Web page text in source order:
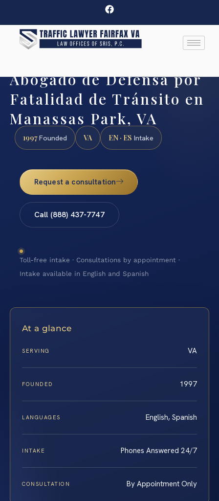
Abogado de Defensa por
Fatalidad de Tránsito en
Manassas Park, VA
1997Founded VA EN · ES Intake
Request a consultation
Call (888) 437-7747
Toll-free intake · Consultations by appointment ·
Intake available in English and Spanish
At a glance
SERVING VA
FOUNDED 1997
LANGUAGES English, Spanish
INTAKE Phones Answered 24/7
CONSULTATION By Appointment Only